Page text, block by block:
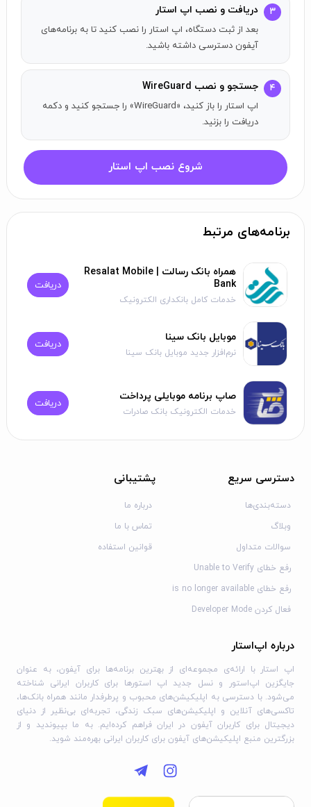
۳ دریافت و نصب اپ استار
بعد از ثبت دستگاه، اپ استار را نصب کنید تا به برنامه‌های
آیفون دسترسی داشته باشید.
۴ جستجو و نصب WireGuard
اپ استار را باز کنید، «WireGuard» را جستجو کنید و دکمه
دریافت را بزنید.
شروع نصب اپ استار
برنامه‌های مرتبط
همراه بانک رسالت | Resalat Mobile
Bank
خدمات کامل بانکداری الکترونیک
دریافت
موبایل بانک سینا
نرم‌افزار جدید موبایل بانک سینا
دریافت
صاپ برنامه موبایلی پرداخت
خدمات الکترونیک بانک صادرات
دریافت
دسترسی سریع
دسته‌بندی‌ها
وبلاگ
سوالات متداول
رفع خطای Unable to Verify
رفع خطای is no longer available
فعال کردن Developer Mode
پشتیبانی
درباره ما
تماس با ما
قوانین استفاده
درباره اپ‌استار
اپ استار با ارائه‌ی مجموعه‌ای از بهترین برنامه‌ها برای آیفون، به عنوان
جایگزین اپ‌استور و نسل جدید اپ استورها برای کاربران ایرانی شناخته
می‌شود. با دسترسی به اپلیکیشن‌های محبوب و پرطرفدار مانند همراه بانک‌ها،
تاکسی‌های آنلاین و اپلیکیشن‌های سبک زندگی، تجربه‌ای بی‌نظیر از دنیای
دیجیتال برای کاربران آیفون در ایران فراهم کرده‌ایم. به ما بپیوندید و از
بزرگترین منبع اپلیکیشن‌های آیفون برای کاربران ایرانی بهره‌مند شوید.